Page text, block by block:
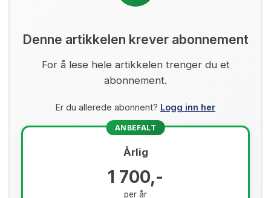
Denne artikkelen krever abonnement
For å lese hele artikkelen trenger du et
abonnement.
Er du allerede abonnent? Logg inn her
ANBEFALT
Årlig
1 700,-
per år